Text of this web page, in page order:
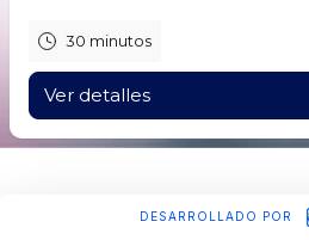
30 minutos
Ver detalles
DESARROLLADO POR